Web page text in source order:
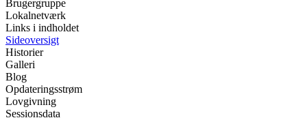
Brugergruppe
Lokalnetværk
Links i indholdet
Sideoversigt
Historier
Galleri
Blog
Opdateringsstrøm
Lovgivning
Sessionsdata